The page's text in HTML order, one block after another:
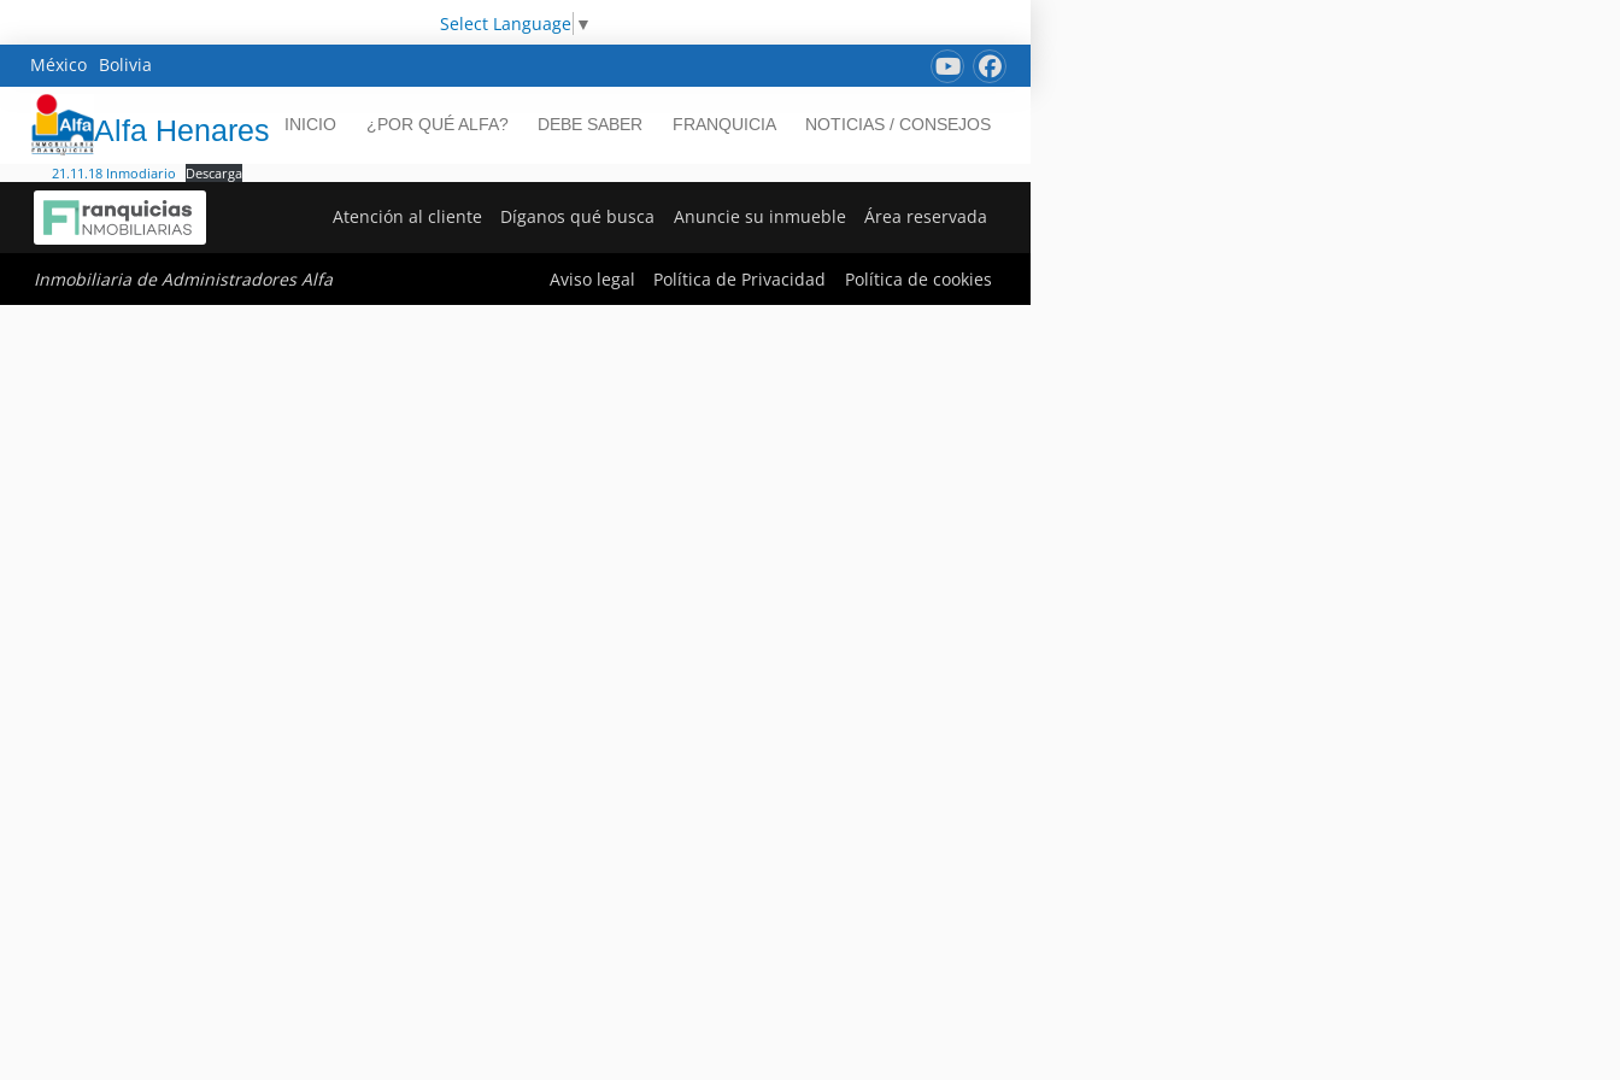
Select Language ▼
México Bolivia
Alfa Henares INICIO ¿POR QUÉ ALFA? DEBE SABER FRANQUICIA NOTICIAS / CONSEJOS
21.11.18 Inmodiario Descarga
Atención al cliente Díganos qué busca Anuncie su inmueble Área reservada
Inmobiliaria de Administradores Alfa Aviso legal Política de Privacidad Política de cookies